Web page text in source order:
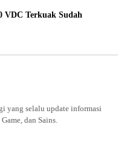
VDC Terkuak Sudah
yang selalu update informasi
dan Sains.